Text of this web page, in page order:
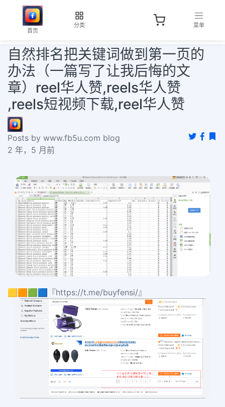
首页
分类 菜单
自然排名把关键词做到第一页的
办法（一篇写了让我后悔的文
章）reel华人赞,reels华人赞
,reels短视频下载,reel华人赞
Posts by www.fb5u.com blog
2 年，5 月前
🟨🟧🟩🟦『https://t.me/buyfensi/』